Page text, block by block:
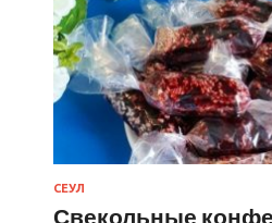
СЕУЛ
Свекольные